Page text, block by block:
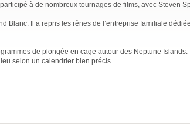
à de nombreux tournages de films, avec Steven
Blanc. Il a repris les rênes de l’entreprise familiale
de plongée en cage autour des Neptune Islands.
selon un calendrier bien précis.